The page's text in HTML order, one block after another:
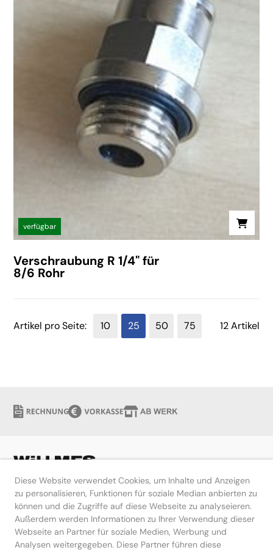
Diese Website verwendet Cookies, um Inhalte und Anzeigen
zu personalisieren, Funktionen für soziale Median anbierten zu
können und die Zugriffe auf diese Webseite zu analyseieren.
Außerdem werden Informationen zu Ihrer Verwendung dieser
Webseite an Partner für soziale Medien, Werbung und
Analysen weitergegeben. Diese Partner führen diese
verfügbar
Verschraubung R 1/4" für
8/6 Rohr
12 Artikel
Artikel pro Seite: 10 25 50 75
Hilfe
Kontakt